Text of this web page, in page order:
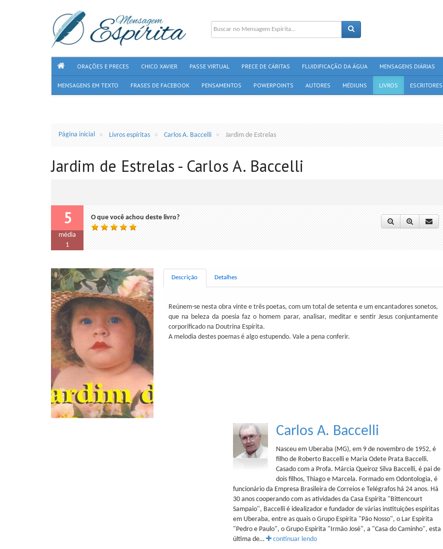
ORAÇÕES E PRECES CHICO XAVIER PASSE VIRTUAL PRECE DE CÁRITAS FLUIDIFICAÇÃO DA ÁGUA MENSAGENS DIÁRIAS
MENSAGENS EM TEXTO FRASES DE FACEBOOK PENSAMENTOS POWERPOINTS AUTORES MÉDIUNS LIVROS ESCRITORES
Página inicial Livros espíritas Carlos A. Baccelli Jardim de Estrelas
Jardim de Estrelas - Carlos A. Baccelli
5
média
1
O que você achou deste livro?
Descrição Detalhes
Reúnem-se nesta obra vinte e três poetas, com um total de setenta e um encantadores sonetos,
que na beleza da poesia faz o homem parar, analisar, meditar e sentir Jesus conjuntamente
corporificado na Doutrina Espírita.
A melodia destes poemas é algo estupendo. Vale a pena conferir.
Carlos A. Baccelli
Nasceu em Uberaba (MG), em 9 de novembro de 1952, é
filho de Roberto Baccelli e Maria Odete Prata Baccelli.
Casado com a Profa. Márcia Queiroz Silva Baccelli, é pai de
dois filhos, Thiago e Marcela. Formado em Odontologia, é
funcionário da Empresa Brasileira de Correios e Telégrafos há 24 anos. Há
30 anos cooperando com as atividades da Casa Espírita "Bittencourt
Sampaio", Baccelli é idealizador e fundador de várias instituições espíritas
em Uberaba, entre as quais o Grupo Espírita "Pão Nosso", o Lar Espírita
"Pedro e Paulo", o Grupo Espírita "Irmão José", a "Casa do Caminho", esta
última de…
continuar lendo